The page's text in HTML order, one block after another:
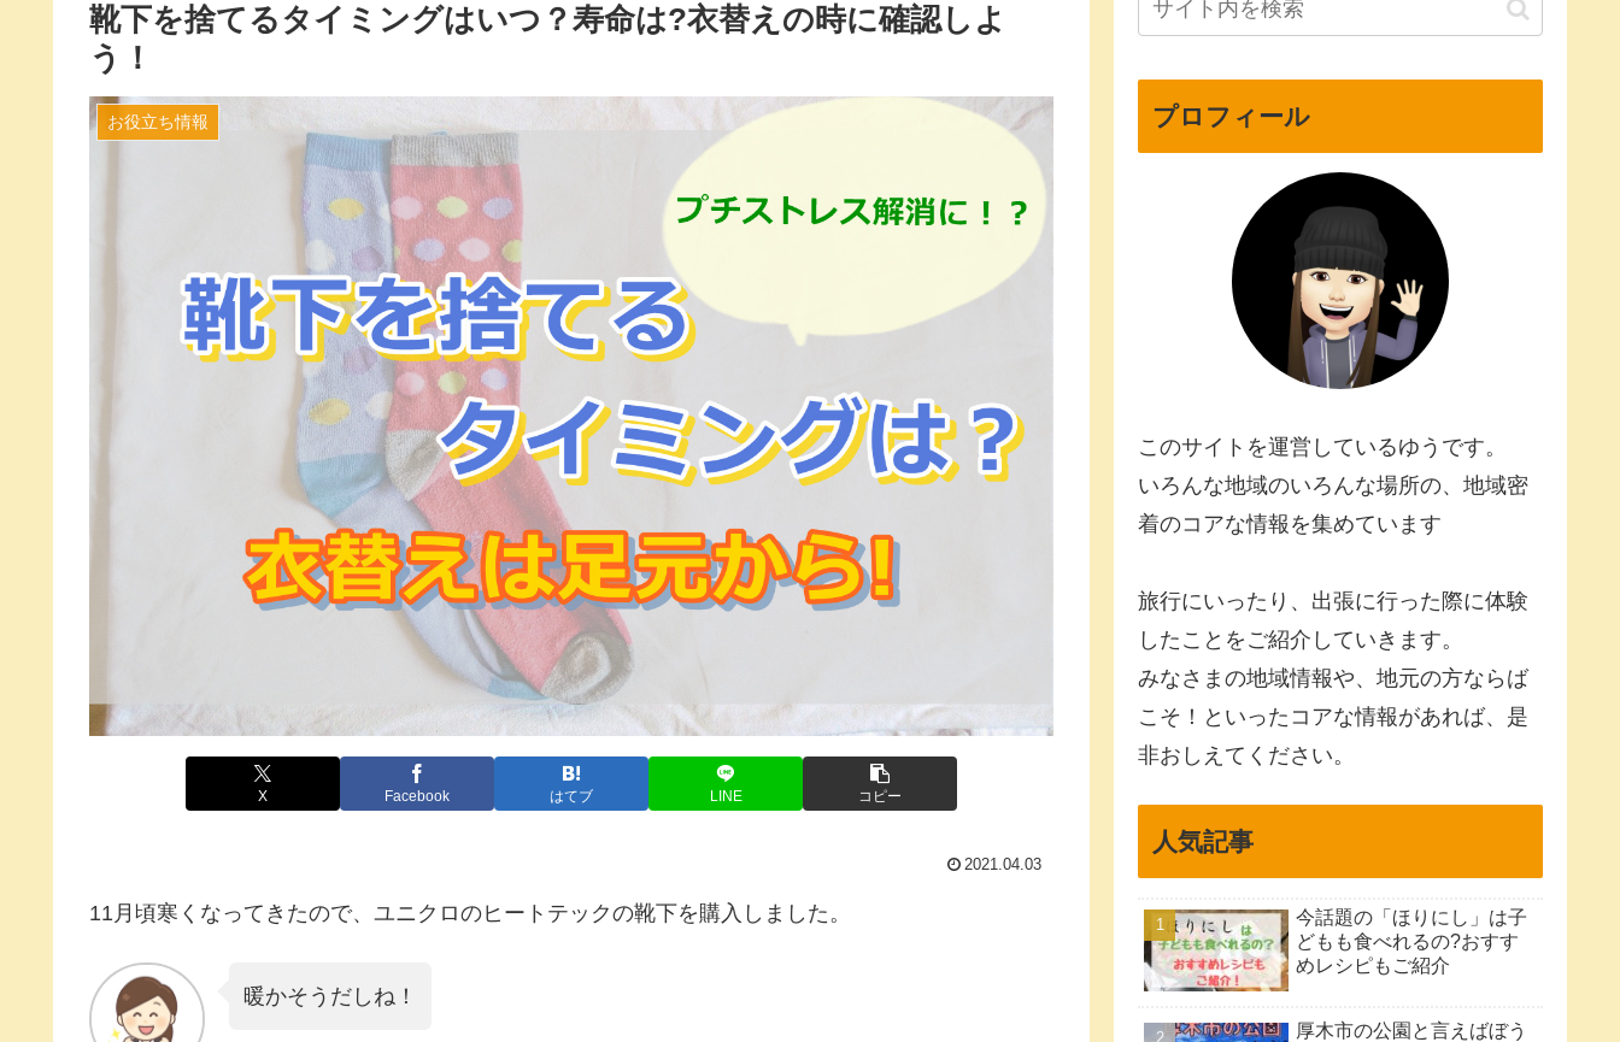
靴下を捨てるタイミングはいつ？寿命は?衣替えの時に確認しよ
う！
お役立ち情報
X Facebook はてブ LINE コピー
2021.04.03
11月頃寒くなってきたので、ユニクロのヒートテックの靴下を購入しました。
暖かそうだしね！
プロフィール
このサイトを運営しているゆうです。
いろんな地域のいろんな場所の、地域密
着のコアな情報を集めています
旅行にいったり、出張に行った際に体験
したことをご紹介していきます。
みなさまの地域情報や、地元の方ならば
こそ！といったコアな情報があれば、是
非おしえてください。
人気記事
今話題の「ほりにし」は子
どもも食べれるの?おすす
めレシピもご紹介
厚木市の公園と言えばぼう